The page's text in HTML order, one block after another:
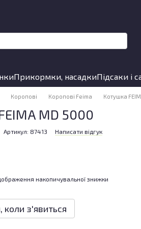
Прикормки, насадкиПідсаки і
Коропові Коропові Feima Котушка
MD 5000
Артикул: 87413 Написати відгук
накопичувальної знижки
коли з'явиться